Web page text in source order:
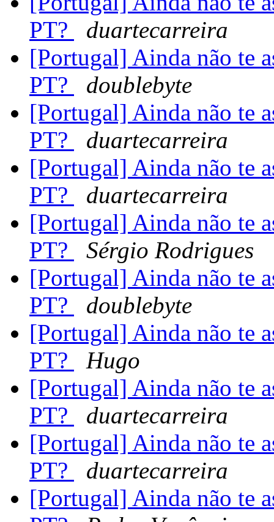
PT?
duartecarreira
[Portugal] Ainda não te
PT?
doublebyte
[Portugal] Ainda não te
PT?
duartecarreira
[Portugal] Ainda não te
PT?
duartecarreira
[Portugal] Ainda não te
PT?
Sérgio Rodrigues
[Portugal] Ainda não te
PT?
doublebyte
[Portugal] Ainda não te
PT?
Hugo
[Portugal] Ainda não te
PT?
duartecarreira
[Portugal] Ainda não te
PT?
duartecarreira
[Portugal] Ainda não te